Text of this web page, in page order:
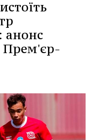
анонс
Прем'єр-